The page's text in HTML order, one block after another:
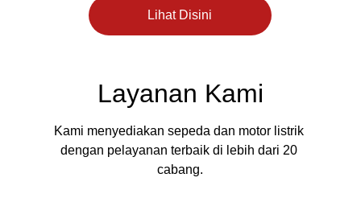
Lihat Disini
Layanan Kami
Kami menyediakan sepeda dan motor listrik
dengan pelayanan terbaik di lebih dari 20
cabang.